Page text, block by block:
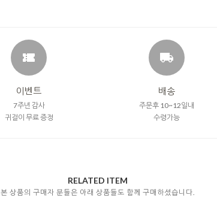
이벤트
7주년 감사
귀걸이 무료 증정
배송
주문후 10~12일내
수령가능
RELATED ITEM
본 상품의 구매자 분들은 아래 상품들도 함께 구매하셨습니다.